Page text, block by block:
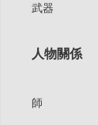
武器
人物關係
師